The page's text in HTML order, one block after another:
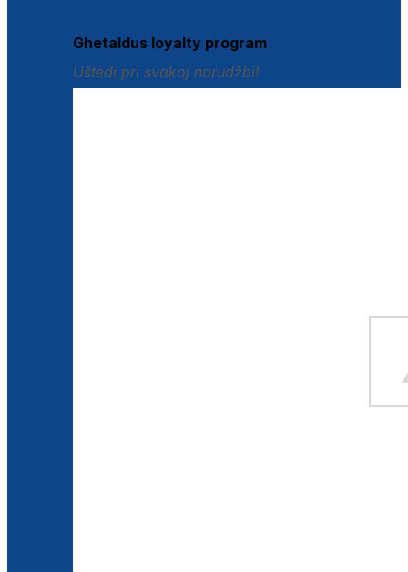
Ghetaldus loyalty program
Uštedi pri svakoj narudžbi!